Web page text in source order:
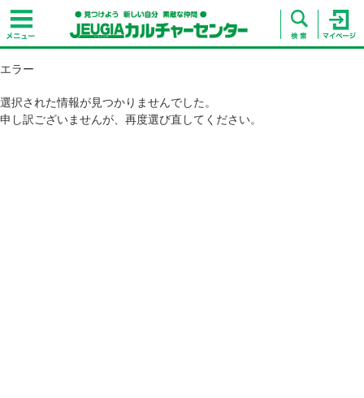
エラー
選択された情報が見つかりませんでした。
申し訳ございませんが、再度選び直してください。